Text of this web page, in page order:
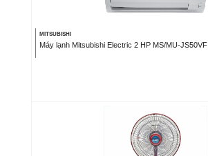
MITSUBISHI
Máy lạnh Mitsubishi Electric 2 HP MS/MU-JS50VF